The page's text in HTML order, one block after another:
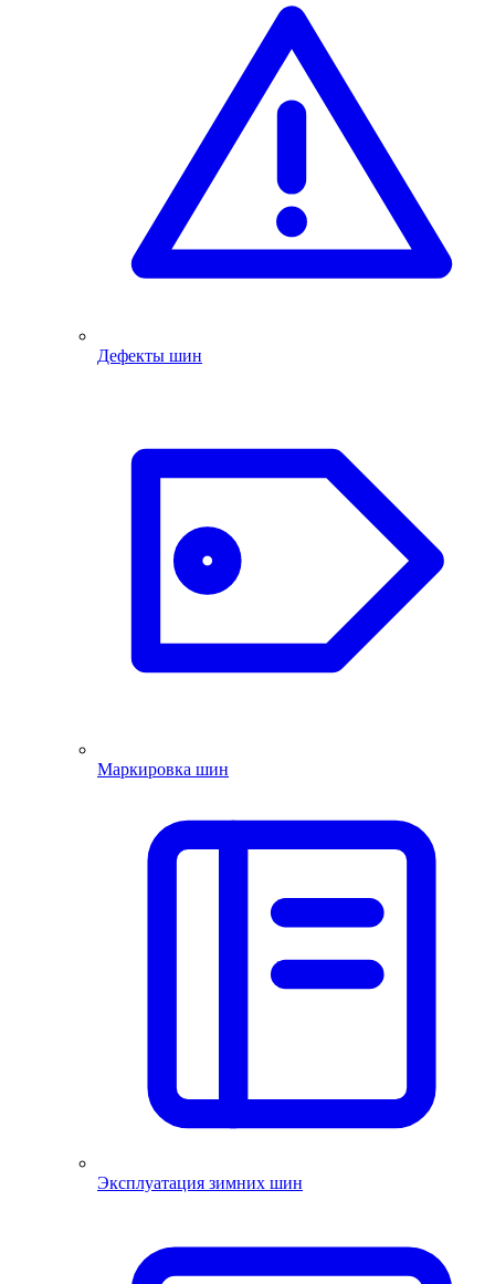
Дефекты шин
Маркировка шин
Эксплуатация зимних шин